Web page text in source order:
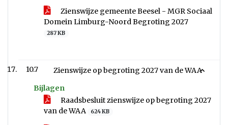
Zienswijze gemeente Beesel - MGR Sociaal
Domein Limburg-Noord Begroting 2027
287 KB
10.7
Zienswijze op begroting 2027 van de WAA
Bijlagen
Raadsbesluit zienswijze op begroting 2027
van de WAA
624 KB